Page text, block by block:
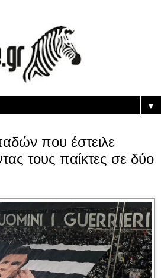
▼
που έστειλε
τους παίκτες σε δύο